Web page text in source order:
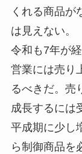
くれる商品が
は見えない。
令和も7年が
営業には売り
るべきだ。売
成長するには
平成期に少し
ら制御商品を